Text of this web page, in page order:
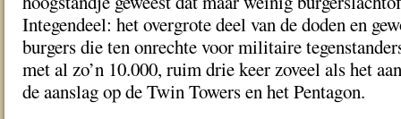
Integendeel: het overgrote deel van de doden en
burgers die ten onrechte voor militaire
met al zo’n 10.000, ruim drie keer zoveel als het
de aanslag op de Twin Towers en het Pentagon.